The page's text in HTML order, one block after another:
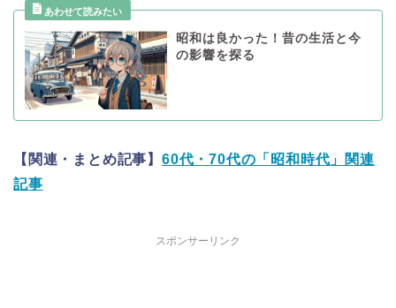
昭和は良かった！昔の生活と今
の影響を探る
【関連・まとめ記事】 60代・70代の「昭和時代」関連
記事
スポンサーリンク